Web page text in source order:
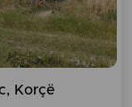
Korçë